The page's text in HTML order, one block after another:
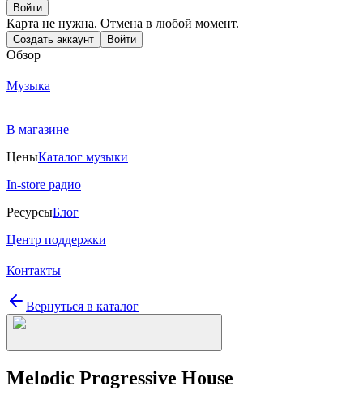
Войти
Карта не нужна. Отмена в любой момент.
Создать аккаунт Войти
Обзор
Музыка
В магазине
ЦеныКаталог музыки
In-store радио
РесурсыБлог
Центр поддержки
Контакты
Вернуться в каталог
Melodic Progressive House